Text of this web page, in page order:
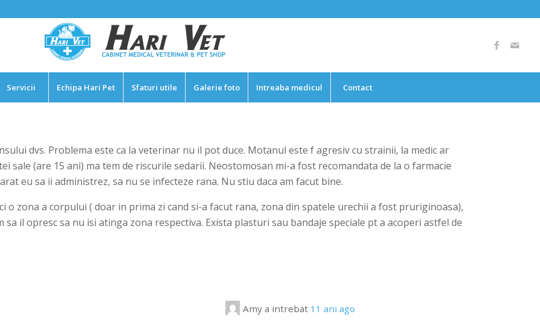
Servicii Echipa Hari Pet Sfaturi utile Galerie foto Intreaba medicul Contact
dvs. Problema este ca la veterinar nu il pot duce. Motanul este f agresiv cu strainii, la medic ar
sale (are 15 ani) ma tem de riscurile sedarii. Neostomosan mi-a fost recomandata de la o farmacie
eu sa ii administrez, sa nu se infecteze rana. Nu stiu daca am facut bine.
o zona a corpului ( doar in prima zi cand si-a facut rana, zona din spatele urechii a fost pruriginoasa),
il opresc sa nu isi atinga zona respectiva. Exista plasturi sau bandaje speciale pt a acoperi astfel de
Amya intrebat 11 ani ago